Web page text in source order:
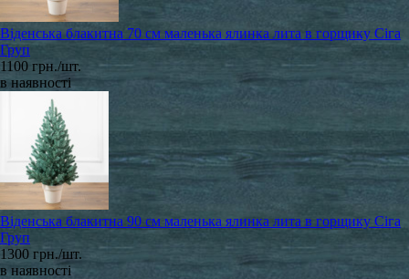
Віденська блакитна 70 см маленька ялинка лита в горщику Сіга
Груп
1100 грн./шт.
в наявності
Віденська блакитна 90 см маленька ялинка лита в горщику Сіга
Груп
1300 грн./шт.
в наявності